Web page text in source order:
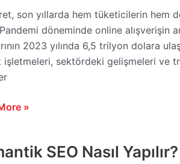
son yıllarda hem tüketicilerin hem
döneminde online alışverişin
2023 yılında 6,5 trilyon dolara
işletmeleri, sektördeki gelişmeleri ve
»
SEO Nasıl Yapılır?